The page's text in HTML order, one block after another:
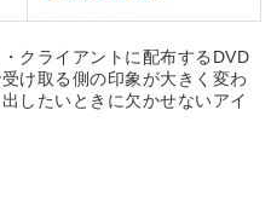
クライアントに配布するDVD
け取る側の印象が大きく変わ
したいときに欠かせないアイ